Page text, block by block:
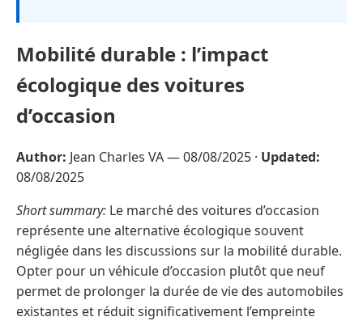
Mobilité durable : l’impact
écologique des voitures
d’occasion
Author: Jean Charles VA —08/08/2025 · Updated:
08/08/2025
Short summary: Le marché des voitures d’occasion
représente une alternative écologique souvent
négligée dans les discussions sur la mobilité durable.
Opter pour un véhicule d’occasion plutôt que neuf
permet de prolonger la durée de vie des automobiles
existantes et réduit significativement l’empreinte